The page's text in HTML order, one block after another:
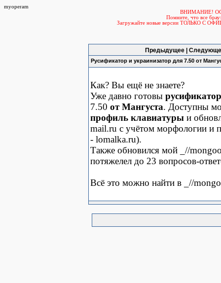
myoperam
ВНИМАНИЕ!
Помните, что все
Загружайте новые версии ТОЛЬКО С
Предыдущее |
Русификатор и украинизатор для 7.50 от
Как? Вы ещё не знаете?
Уже давно готовы русификатор
7.50 от Мангуста. Доступны
профиль клавиатуры и
mail.ru с учётом морфологии и
- lomalka.ru).
Также обновился мой _//
потяжелел до 23 вопросов-
Всё это можно найти в _//